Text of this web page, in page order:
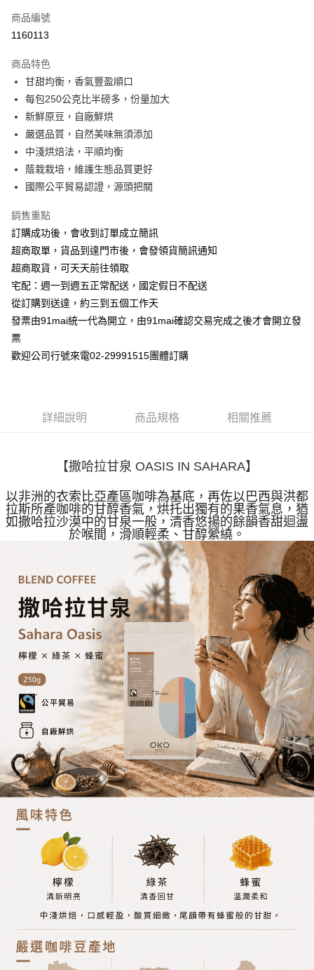
信用卡分期付款
合作金庫商業銀行
華南商業銀行
上海商業儲蓄銀行
國泰世華商業銀行
臺灣中小企業銀行
匯豐（台灣）商業銀行
聯邦商業銀行
元大商業銀行
玉山商業銀行
台灣樂天信用卡公司
6 期 0 利率 每期
華南商業銀行
上海商業儲蓄銀行
國泰世華商業銀行
臺灣中小企業銀行
匯豐（台灣）商業銀行
聯邦商業銀行
元大商業銀行
玉山商業銀行
台灣樂天信用卡公司
超商取貨付款
Apple Pay
悠遊付
ATM付款
全家付款取貨
每筆NT$100，滿NT$699(含以上)免運費
付款後全家取貨
萊爾富取貨付款
每筆NT$100，滿NT$699(含以上)免運費
7-11付款取貨
每筆NT$100，滿NT$699(含以上)免運費
宅配
每筆NT$100，滿NT$699(含以上)免運費
商品編號
1160113
商品特色
甘甜均衡，香氣豐盈順口
每包250公克比半磅多，份量加大
新鮮原豆，自廠鮮烘
嚴選品質，自然美味無須添加
中淺烘焙法，平順均衡
蔭栽栽培，維護生態品質更好
國際公平貿易認證，源頭把關
銷售重點
訂購成功後，會收到訂單成立簡訊
超商取單，貨品到達門市後，會發領貨簡訊通知
超商取貨，可天天前往領取
宅配：週一到週五正常配送，國定假日不配送
從訂購到送達，約三到五個工作天
發票由91mai統一代為開立，由91mai確認交易完成之後才會開立發
票
歡迎公司行號來電02-29991515團體訂購
詳細說明 商品規格 相關推薦
【撒哈拉甘泉 OASIS IN SAHARA】
以非洲的衣索比亞產區咖啡為基底， 再佐以巴西與洪都
拉斯所產咖啡的甘醇香氣， 烘托出獨有的果香氣息，猶
如撒哈拉沙漠中的甘泉一般， 清香悠揚的餘韻香甜迴盪
於喉間，滑順輕柔、甘醇縈繞。